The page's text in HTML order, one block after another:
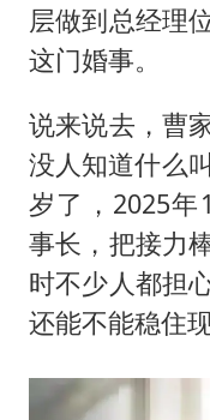
层做到总经理
这门婚事。
说来说去，曹
没人知道什么
岁了，2025
事长，把接力
时不少人都担
还能不能稳住